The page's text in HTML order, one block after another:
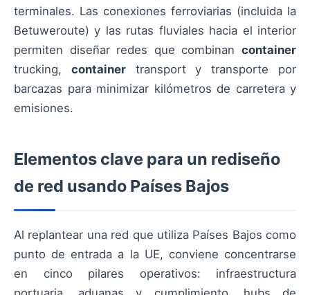
terminales. Las conexiones ferroviarias (incluida la
Betuweroute) y las rutas fluviales hacia el interior
permiten diseñar redes que combinan container
trucking, containertransport y transporte por
barcazas para minimizar kilómetros de carretera y
emisiones.
Elementos clave para un rediseño
de red usando Países Bajos
Al replantear una red que utiliza Países Bajos como
punto de entrada a la UE, conviene concentrarse
en cinco pilares operativos: infraestructura